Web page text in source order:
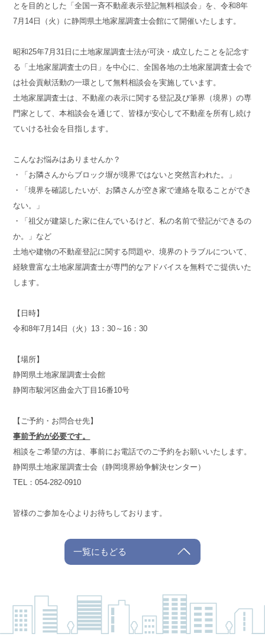
とを目的とした「全国一斉不動産表示登記無料相談会」を、令和8年
7月14日（火）に静岡県土地家屋調査士会館にて開催いたします。
昭和25年7月31日に土地家屋調査士法が可決・成立したことを記念す
る「土地家屋調査士の日」を中心に、全国各地の土地家屋調査士会で
は社会貢献活動の一環として無料相談会を実施しています。
土地家屋調査士は、不動産の表示に関する登記及び筆界（境界）の専
門家として、本相談会を通じて、皆様が安心して不動産を所有し続け
ていける社会を目指します。
こんなお悩みはありませんか？
・「お隣さんからブロック塀が境界ではないと突然言われた。」
・「境界を確認したいが、お隣さんが空き家で連絡を取ることができ
ない。」
・「祖父が建築した家に住んでいるけど、私の名前で登記ができるの
か。」など
土地や建物の不動産登記に関する問題や、境界のトラブルについて、
経験豊富な土地家屋調査士が専門的なアドバイスを無料でご提供いた
します。
【日時】
令和8年7月14日（火）13：30～16：30
【場所】
静岡県土地家屋調査士会館
静岡市駿河区曲金六丁目16番10号
【ご予約・お問合せ先】
事前予約が必要です。
相談をご希望の方は、事前にお電話でのご予約をお願いいたします。
静岡県土地家屋調査士会（静岡境界紛争解決センター）
TEL：054-282-0910
皆様のご参加を心よりお待ちしております。
一覧にもどる